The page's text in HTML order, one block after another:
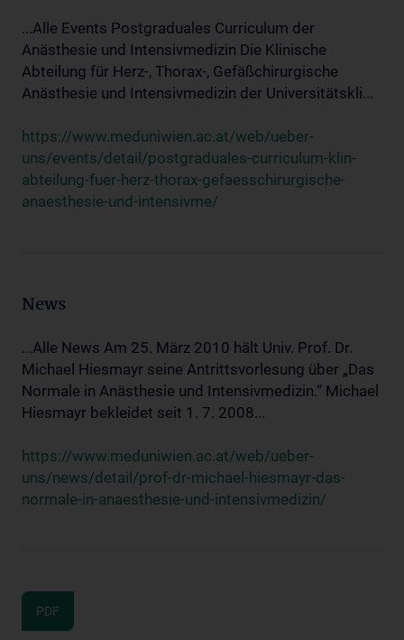
...Alle Events Postgraduales Curriculum der
Anästhesie und Intensivmedizin Die Klinische
Abteilung für Herz-, Thorax-, Gefäßchirurgische
Anästhesie und Intensivmedizin der Universitätskli...
https://www.meduniwien.ac.at/web/ueber-
uns/events/detail/postgraduales-curriculum-klin-
abteilung-fuer-herz-thorax-gefaesschirurgische-
anaesthesie-und-intensivme/
News
...Alle News Am 25. März 2010 hält Univ. Prof. Dr.
Michael Hiesmayr seine Antrittsvorlesung über „Das
Normale in Anästhesie und Intensivmedizin.“ Michael
Hiesmayr bekleidet seit 1. 7. 2008...
https://www.meduniwien.ac.at/web/ueber-
uns/news/detail/prof-dr-michael-hiesmayr-das-
normale-in-anaesthesie-und-intensivmedizin/
PDF